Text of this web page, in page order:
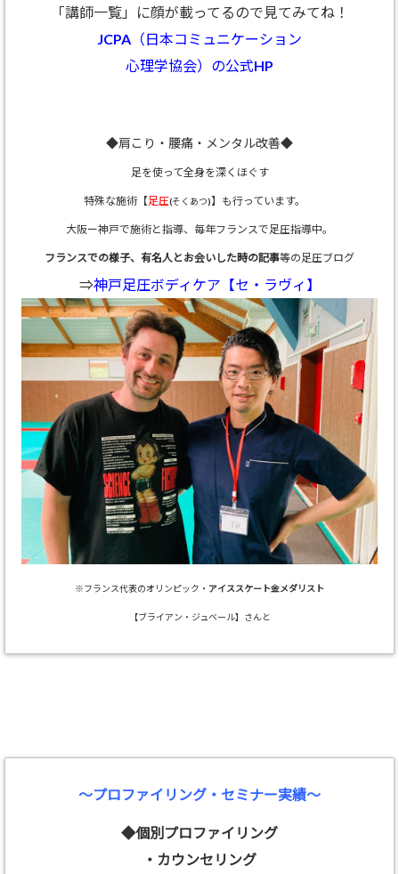
「講師一覧」に顔が載ってるので見てみてね！
JCPA（日本コミュニケーション
心理学協会）の公式HP
◆肩こり・腰痛・メンタル改善◆
足を使って全身を深くほぐす
特殊な施術【足圧(そくあつ)】も行っています。
大阪ー神戸で施術と指導、 毎年フランスで足圧指導中。
フランスでの様子、有名人とお会いした時の記事等の足圧ブログ
⇒神戸足圧ボディケア【セ・ラヴィ】
※フランス代表のオリンピック・ アイススケート金メダリスト
【ブライアン・ジュベール】さんと
～プロファイリング・セミナー実績～
◆個別プロファイリング
・カウンセリング